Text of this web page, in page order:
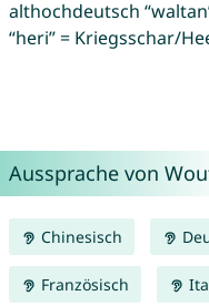
althochdeutsch
“heri” = Kriegsschar/
Aussprache von
Chinesisch
Französisch